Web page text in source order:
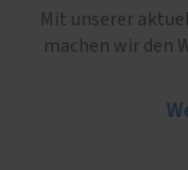
Mit unserer
machen wir den